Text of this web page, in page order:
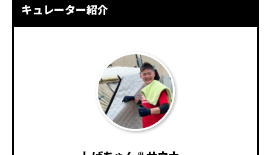
キュレーター紹介